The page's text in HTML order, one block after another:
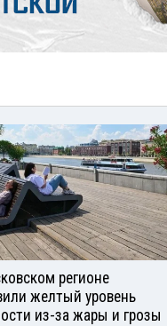
регионе
желтый уровень
из-за жары и грозы